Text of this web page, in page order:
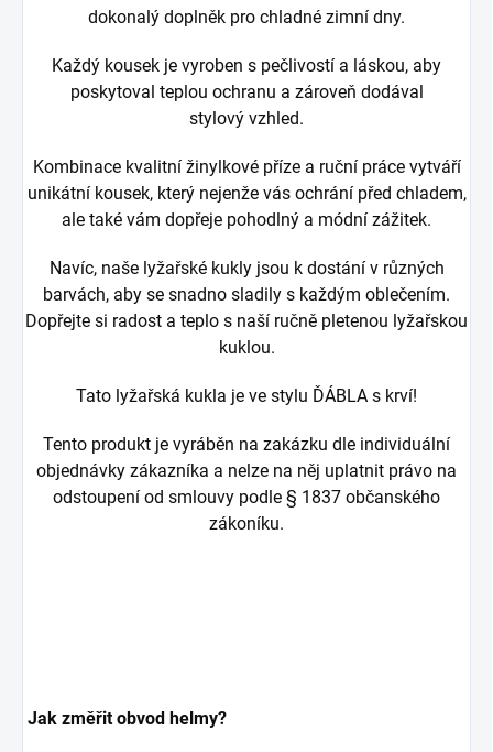
dokonalý doplněk pro chladné zimní dny.
Každý kousek je vyroben s pečlivostí a láskou, aby
poskytoval teplou ochranu a zároveň dodával
stylový vzhled.
Kombinace kvalitní žinylkové příze a ruční práce vytváří
unikátní kousek, který nejenže vás ochrání před chladem,
ale také vám dopřeje pohodlný a módní zážitek.
Navíc, naše lyžařské kukly jsou k dostání v různých
barvách, aby se snadno sladily s každým oblečením.
Dopřejte si radost a teplo s naší ručně pletenou lyžařskou
kuklou.
Tato lyžařská kukla je ve stylu ĎÁBLA s krví!
Tento produkt je vyráběn na zakázku dle individuální
objednávky zákazníka a nelze na něj uplatnit právo na
odstoupení od smlouvy podle § 1837 občanského
zákoníku.
Jak změřit obvod helmy?